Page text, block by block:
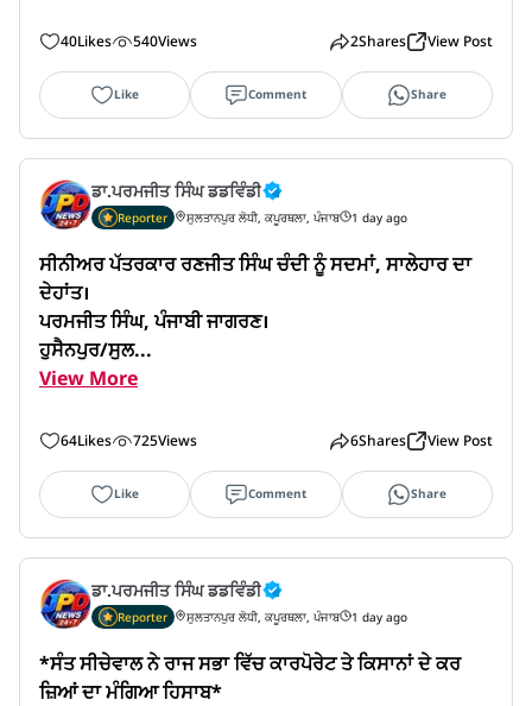
40Likes 540Views 2Shares View Post
Like Comment Share
ਡਾ.ਪਰਮਜੀਤ ਸਿੰਘ ਡਡਵਿੰਡੀ
Reporter ਸੁਲਤਾਨਪੁਰ ਲੋਧੀ, ਕਪੂਰਥਲਾ, ਪੰਜਾਬ 1 day ago
ਸੀਨੀਅਰ ਪੱਤਰਕਾਰ ਰਣਜੀਤ ਸਿੰਘ ਚੰਦੀ ਨੂੰ ਸਦਮਾਂ, ਸਾਲੇਹਾਰ ਦਾ
ਦੇਹਾਂਤ।
ਪਰਮਜੀਤ ਸਿੰਘ, ਪੰਜਾਬੀ ਜਾਗਰਣ।
ਹੁਸੈਨਪੁਰ/ਸੁਲ...
View More
64Likes 725Views 6Shares View Post
Like Comment Share
ਡਾ.ਪਰਮਜੀਤ ਸਿੰਘ ਡਡਵਿੰਡੀ
Reporter ਸੁਲਤਾਨਪੁਰ ਲੋਧੀ, ਕਪੂਰਥਲਾ, ਪੰਜਾਬ 1 day ago
*ਸੰਤ ਸੀਚੇਵਾਲ ਨੇ ਰਾਜ ਸਭਾ ਵਿੱਚ ਕਾਰਪੋਰੇਟ ਤੇ ਕਿਸਾਨਾਂ ਦੇ ਕਰ
ਜ਼ਿਆਂ ਦਾ ਮੰਗਿਆ ਹਿਸਾਬ*